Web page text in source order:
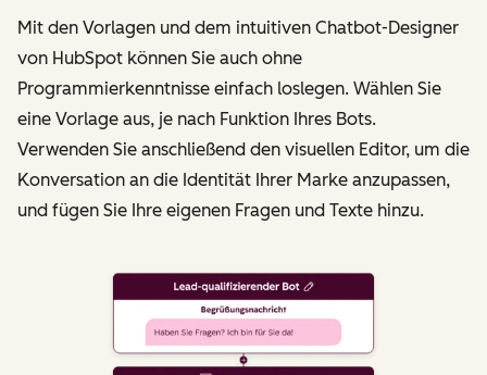
Mit den Vorlagen und dem intuitiven Chatbot-Designer
von HubSpot können Sie auch ohne
Programmierkenntnisse einfach loslegen. Wählen Sie
eine Vorlage aus, je nach Funktion Ihres Bots.
Verwenden Sie anschließend den visuellen Editor, um die
Konversation an die Identität Ihrer Marke anzupassen,
und fügen Sie Ihre eigenen Fragen und Texte hinzu.